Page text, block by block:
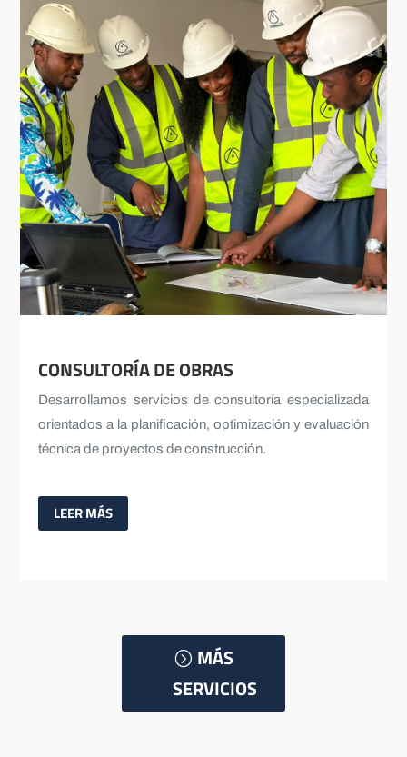
CONSULTORÍA DE OBRAS
Desarrollamos servicios de consultoría especializada
orientados a la planificación, optimización y evaluación
técnica de proyectos de construcción.
LEER MÁS
MÁS
SERVICIOS